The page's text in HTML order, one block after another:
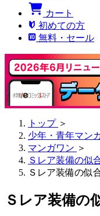
カート
初めての方
無料・セール
トップ ＞
少年・青年マン
マンガワン ＞
Ｓレア装備の似
Ｓレア装備の似
Ｓレア装備の